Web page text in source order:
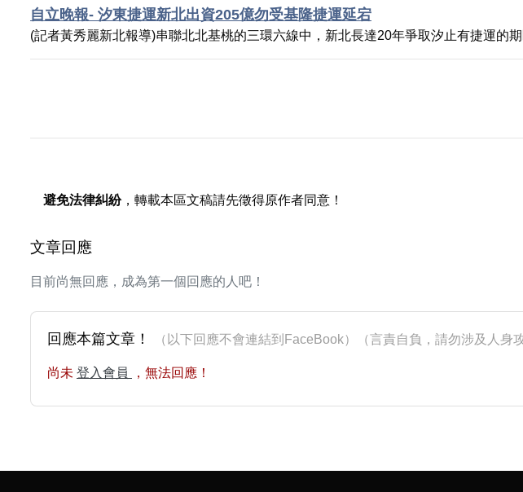
自立晚報- 汐東捷運新北出資205億勿受基隆捷運延宕
(記者黃秀麗新北報導)串聯北北基桃的三環六線中，新北長達20年爭取汐止有捷運
避免法律糾紛，轉載本區文稿請先徵得原作者同意！
文章回應
目前尚無回應，成為第一個回應的人吧！
回應本篇文章！ （以下回應不會連結到FaceBook）（言責自負，請勿涉及人身
尚未 登入會員 ，無法回應！